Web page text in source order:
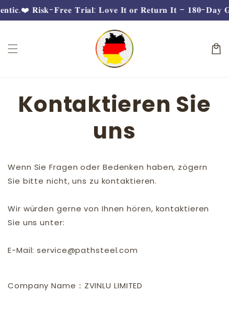
zum
Inhalt
❤️ 𝐑𝐢𝐬𝐤-𝐅𝐫𝐞𝐞 𝐓𝐫𝐢𝐚𝐥: 𝐋𝐨𝐯𝐞 𝐈𝐭 𝐨𝐫 𝐑𝐞𝐭𝐮𝐫𝐧 𝐈𝐭 – 𝟏𝟖𝟎-𝐃𝐚𝐲
Kontaktieren Sie
uns
Wenn Sie Fragen oder Bedenken haben, zögern
Sie bitte nicht, uns zu kontaktieren.
Wir würden gerne von Ihnen hören, kontaktieren
Sie uns unter:
E-Mail: service@pathsteel.com
Company Name：ZVINLU LIMITED